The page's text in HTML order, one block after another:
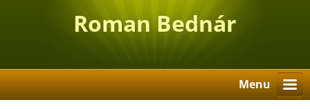
Roman Bednár
Menu